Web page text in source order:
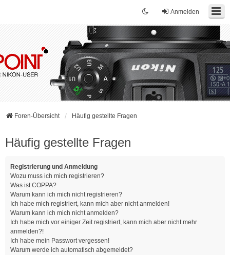
Anmelden
Foren-Übersicht Häufig gestellte Fragen
Häufig gestellte Fragen
Registrierung und Anmeldung
Wozu muss ich mich registrieren?
Was ist COPPA?
Warum kann ich mich nicht registrieren?
Ich habe mich registriert, kann mich aber nicht anmelden!
Warum kann ich mich nicht anmelden?
Ich habe mich vor einiger Zeit registriert, kann mich aber nicht mehr
anmelden?!
Ich habe mein Passwort vergessen!
Warum werde ich automatisch abgemeldet?